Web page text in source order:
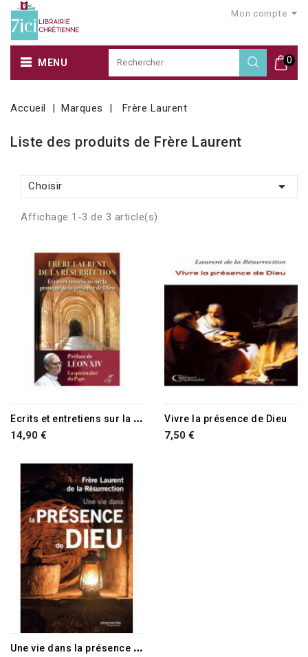
Mon compte
0
MENU
Accueil Marques Frère Laurent
Liste des produits de Frère Laurent
Choisir 
Affichage 1-3 de 3 article(s)
E
crits et entretiens sur la pratique de la présence de Dieu
14,90 €
Vivre la présence de Dieu
7,50 €
U
ne vie dans la présence de Dieu